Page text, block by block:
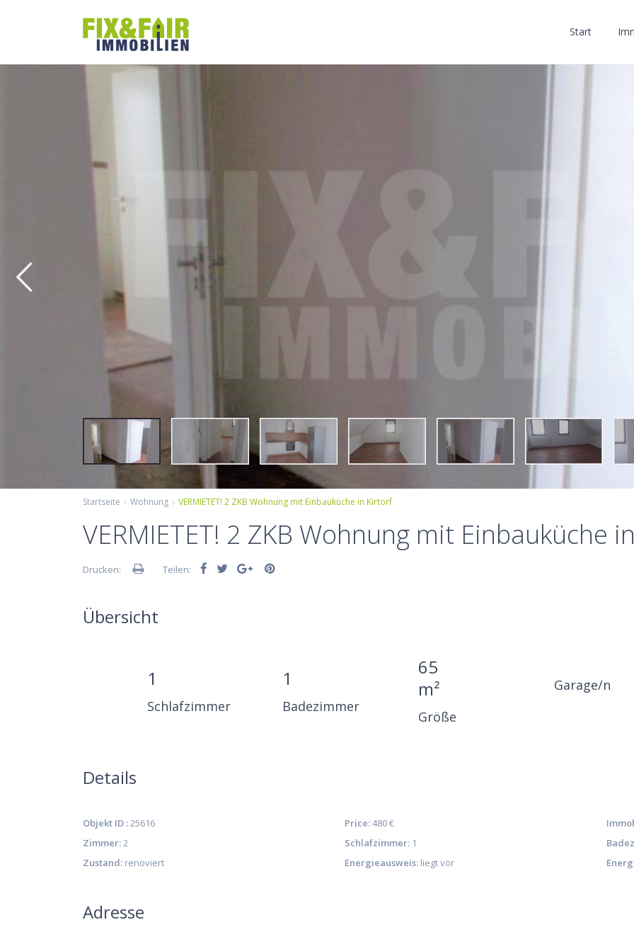
Start
Startseite Wohnung VERMIETET! 2 ZKB Wohnung mit Einbauküche in Kirtorf
VERMIETET! 2 ZKB Wohnung mit Einbauküche
Drucken: Teilen:
Übersicht
1
Schlafzimmer
1
Badezimmer
65
m²
Größe
Garage/n
Details
Objekt ID :25616 Price:480 €
Zimmer:2 Schlafzimmer: 1
Zustand: renoviert Energieausweis: liegt vor
Adresse